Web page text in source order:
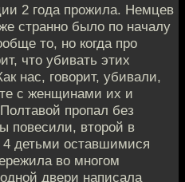
2 года прожила. Немцев
странно было по началу
то, но когда про
что убивать этих
нас, говорит, убивали,
с женщинами их и
пропал без
повесили, второй в
детьми оставшимися
во многом
двери написала